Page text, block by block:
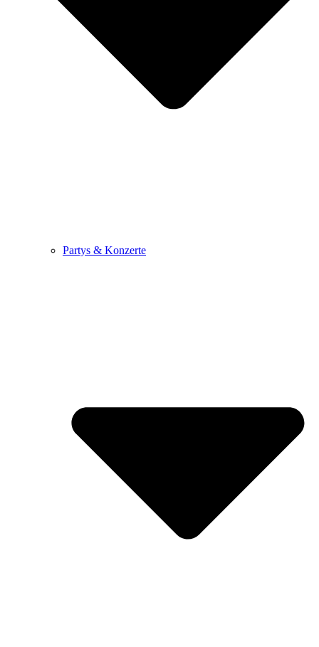
Partys & Konzerte